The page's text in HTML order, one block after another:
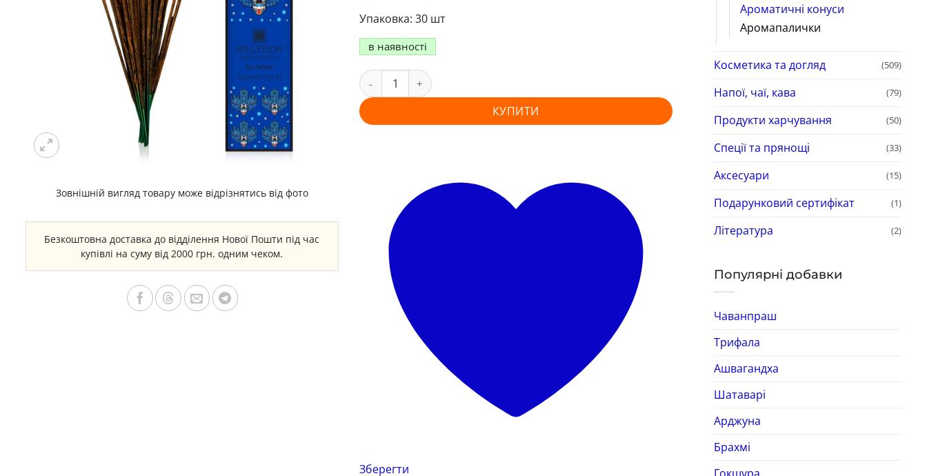
Ароматичні конуси
Аромапалички
Косметика та догляд (509)
Напої, чаї, кава (79)
Продукти харчування (50)
Спеції та прянощі (33)
Аксесуари (15)
Подарунковий сертифікат (1)
Література (2)
Популярні добавки
Чаванпраш
Трифала
Ашвагандха
Шатаварі
Арджуна
Брахмі
Зовнішній вигляд товару може відрізнятись від фото
Безкоштовна доставка до відділення Нової Пошти під час
купівлі на суму від 2000 грн. одним чеком.
30 шт
в наявності
КУПИТИ
Зберегти